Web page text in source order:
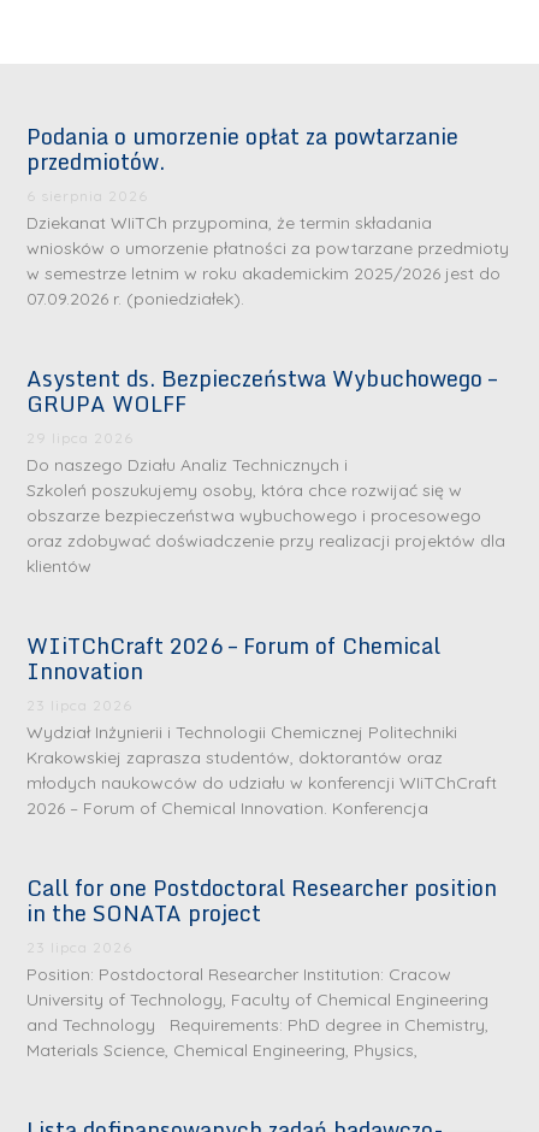
Podania o umorzenie opłat za powtarzanie
przedmiotów.
6 sierpnia 2026
Dziekanat WIiTCh przypomina, że termin składania
wniosków o umorzenie płatności za powtarzane przedmioty
w semestrze letnim w roku akademickim 2025/2026 jest do
07.09.2026 r. (poniedziałek).
Asystent ds. Bezpieczeństwa Wybuchowego –
GRUPA WOLFF
29 lipca 2026
Do naszego Działu Analiz Technicznych i
Szkoleń poszukujemy osoby, która chce rozwijać się w
obszarze bezpieczeństwa wybuchowego i procesowego
oraz zdobywać doświadczenie przy realizacji projektów dla
klientów
WIiTChCraft 2026 – Forum of Chemical
Innovation
23 lipca 2026
Wydział Inżynierii i Technologii Chemicznej Politechniki
Krakowskiej zaprasza studentów, doktorantów oraz
młodych naukowców do udziału w konferencji WIiTChCraft
2026 – Forum of Chemical Innovation. Konferencja
Call for one Postdoctoral Researcher position
in the SONATA project
23 lipca 2026
Position: Postdoctoral Researcher Institution: Cracow
University of Technology, Faculty of Chemical Engineering
and Technology Requirements: PhD degree in Chemistry,
Materials Science, Chemical Engineering, Physics,